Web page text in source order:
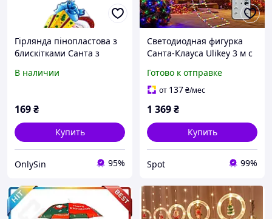
Гірлянда пінопластова з
блискітками Санта з
В наличии
169₴
Купить
OnlySin 95%
Светодиодная фигурка
Санта-Клауса Ulikey 3 м с
разноцветная гирлянда
для улицы и интерьера
Готово к отправке
от 137₴/мес
1 369₴
Купить
Spot 99%